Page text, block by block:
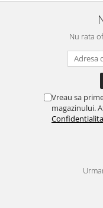
Aragaze, plite, piese
Accesorii aragaze &
Pirostrii si accesorii
Plite & aragaze
Prelungitoare &
Nu rata
Vreau sa
magazinului.